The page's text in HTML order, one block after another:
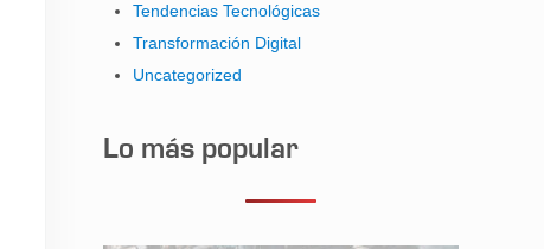
Tendencias Tecnológicas
Transformación Digital
Uncategorized
Lo más popular